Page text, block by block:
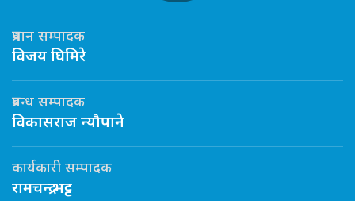
प्रधान सम्पादक
विजय घिमिरे
प्रबन्ध सम्पादक
विकासराज न्यौपाने
कार्यकारी सम्पादक
रामचन्द्र भट्ट